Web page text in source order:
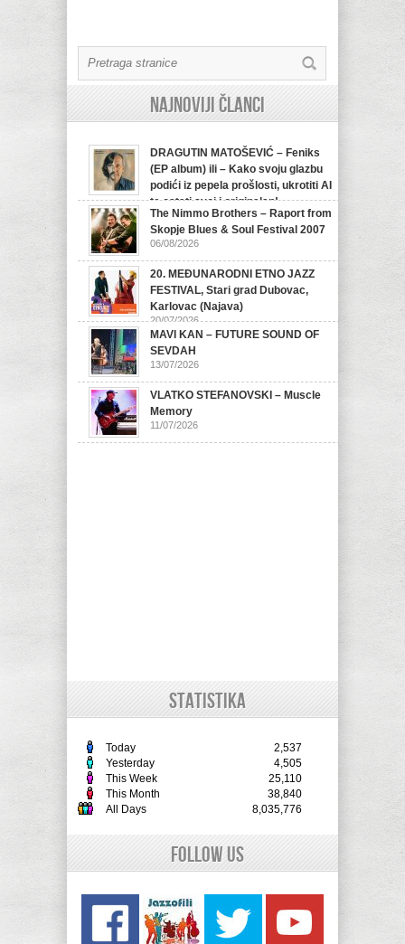
Najnoviji članci
DRAGUTIN MATOŠEVIĆ – Feniks
(EP album) ili – Kako svoju glazbu
podići iz pepela prošlosti, ukrotiti AI
te ostati svoj i originalan!
07/08/2026
The Nimmo Brothers – Raport from
Skopje Blues & Soul Festival 2007
06/08/2026
20. MEĐUNARODNI ETNO JAZZ
FESTIVAL, Stari grad Dubovac,
Karlovac (Najava)
20/07/2026
MAVI KAN – FUTURE SOUND OF
SEVDAH
13/07/2026
VLATKO STEFANOVSKI – Muscle
Memory
11/07/2026
STATISTIKA
Today
2,537
Yesterday
4,505
This Week
25,110
This Month
38,840
All Days
8,035,776
Follow Us